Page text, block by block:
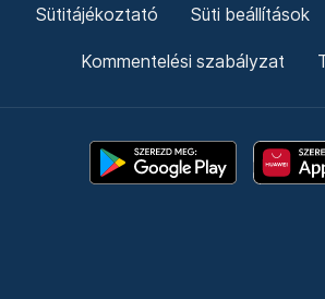
Sütitájékoztató Süti beállítások
Kommentelési szabályzat